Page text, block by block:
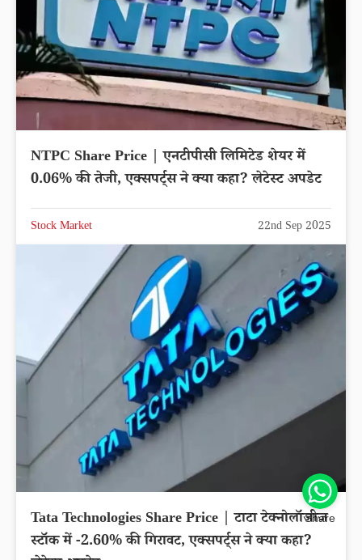
NTPC Share Price | एनटीपीसी लिमिटेड शेयर में
0.06% की तेजी, एक्सपर्ट्स ने क्या कहा? लेटेस्ट अपडेट
Stock Market 22nd Sep 2025
Tata Technologies Share Price | टाटा टेक्नोलॉजीज
स्टॉक में -2.60% की गिरावट, एक्सपर्ट्स ने क्या कहा?
Share